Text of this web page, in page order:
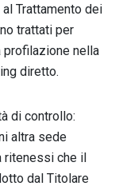
Trattamento dei
trattati per
profilazione nella
diretto.
di controllo:
altra sede
ritenessi che il
dal Titolare